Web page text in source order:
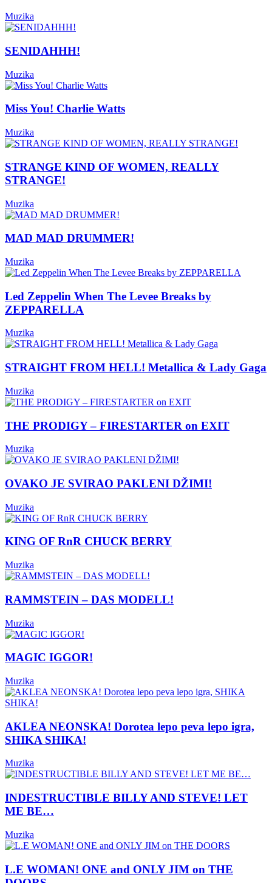
Muzika
SENIDAHHH!
Muzika
Miss You! Charlie Watts
Muzika
STRANGE KIND OF WOMEN, REALLY
STRANGE!
Muzika
MAD MAD DRUMMER!
Muzika
Led Zeppelin When The Levee Breaks by
ZEPPARELLA
Muzika
STRAIGHT FROM HELL! Metallica & Lady Gaga
Muzika
THE PRODIGY – FIRESTARTER on EXIT
Muzika
OVAKO JE SVIRAO PAKLENI DŽIMI!
Muzika
KING OF RnR CHUCK BERRY
Muzika
RAMMSTEIN – DAS MODELL!
Muzika
MAGIC IGGOR!
Muzika
AKLEA NEONSKA! Dorotea lepo peva lepo igra,
SHIKA SHIKA!
Muzika
INDESTRUCTIBLE BILLY AND STEVE! LET
ME BE…
Muzika
L.E WOMAN! ONE and ONLY JIM on THE